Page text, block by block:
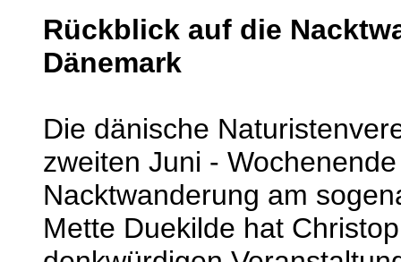
Rückblick auf die
Dänemark
Die dänische
zweiten Juni -
Nacktwanderung am
Mette Duekilde hat